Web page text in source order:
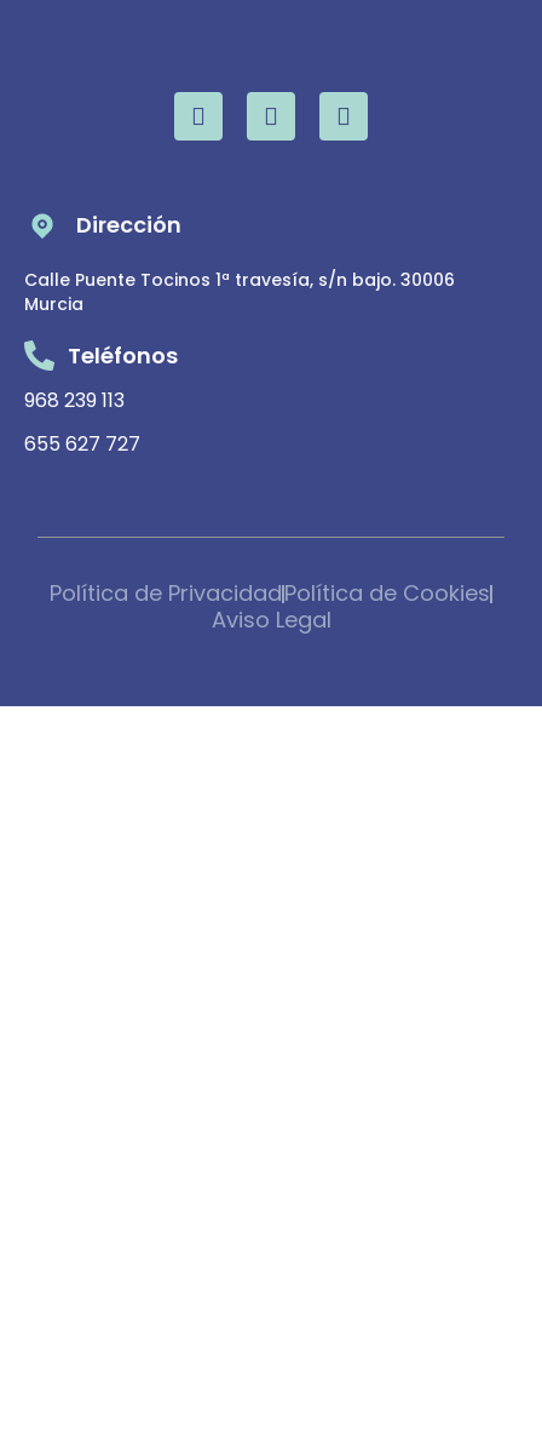
Dirección
Calle Puente Tocinos 1ª travesía, s/n bajo. 30006
Murcia
Teléfonos
968 239 113
655 627 727
Política de PrivacidadPolítica de Cookies
Aviso Legal